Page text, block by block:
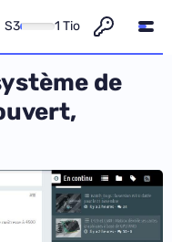
S3 1 Tio
de